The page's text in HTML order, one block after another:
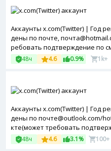
Аккаунты x.com(Twitter) | Год
дены по почте,
ребовать подтверждение по
о заполнен. Token в комплекте.
48ч 4.6 0.9% 1k+
Аккаунты x.com(Twitter) | Год
дены по почте@outlook.com/
кте(может требовать
ль частично заполнен.
а. Token в комплекте.
48ч 4.6 3.1% 100+